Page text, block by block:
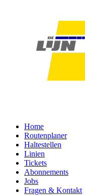
Home
Routenplaner
Haltestellen
Linien
Tickets
Abonnements
Jobs
Fragen & Kontakt